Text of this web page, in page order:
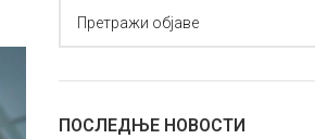
ПОСЛЕДЊЕ НОВОСТИ